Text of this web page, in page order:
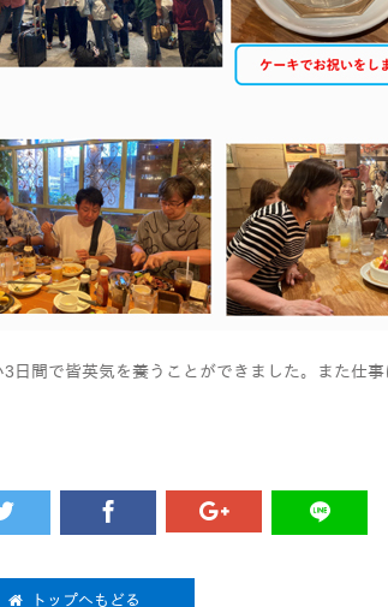
3日間で皆英気を養うことができました。また仕事
トップへもどる